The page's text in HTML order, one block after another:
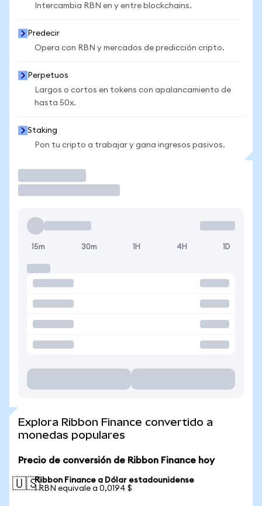
Intercambia RBN en y entre blockchains.
Predecir
Opera con RBN y mercados de predicción cripto.
Perpetuos
Largos o cortos en tokens con apalancamiento de
hasta 50x.
Staking
Pon tu cripto a trabajar y gana ingresos pasivos.
15m 30m 1H 4H 1D
Explora Ribbon Finance convertido a
monedas populares
Precio de conversión de Ribbon Finance hoy
🇺🇸Ribbon Finance a Dólar estadounidense
1 RBN equivale a 0,0194 $